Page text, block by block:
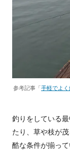
参考記事「手軽でよ
釣りをしている
たり、草や枝が
酷な条件が揃って